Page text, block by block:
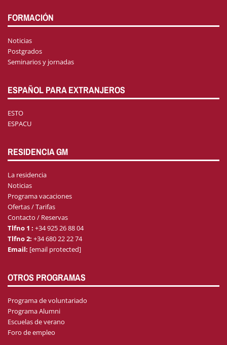
FORMACIÓN
Noticias
Postgrados
Seminarios y jornadas
ESPAÑOL PARA EXTRANJEROS
ESTO
ESPACU
RESIDENCIA GM
La residencia
Noticias
Programa vacaciones
Ofertas / Tarifas
Contacto / Reservas
Tlfno 1 : +34 925 26 88 04
Tlfno 2: +34 680 22 22 74
Email: [email protected]
OTROS PROGRAMAS
Programa de voluntariado
Programa Alumni
Escuelas de verano
Foro de empleo